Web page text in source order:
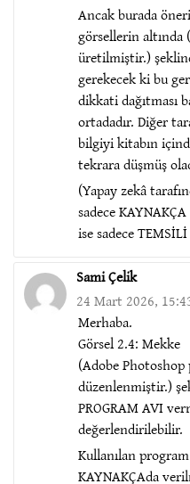
Ancak burada
görsellerin altında
üretilmiştir.)
gerekecek ki bu
dikkati dağıtması
ortadadır. Diğer
bilgiyi kitabın
tekrara düşmüş
(Yapay zekâ
sadece
ise sadece
Sami Çelik
24 Mart 2026,
Merhaba.
Görsel 2.4: Mekke
(Adobe Photoshop
düzenlenmiştir.)
PROGRAM AVI
değerlendirilebilir.
Kullanılan
KAYNAKÇAda